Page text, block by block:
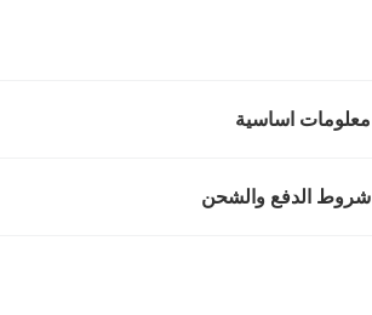
معلومات اساسية
شروط الدفع والشحن